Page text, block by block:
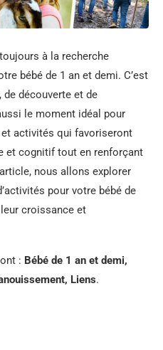
à la recherche
bébé de 1 an et demi. C’est
de découverte et de
le moment idéal pour
activités qui favoriseront
et cognitif tout en renforçant
nous allons explorer
pour votre bébé de
croissance et
: Bébé de 1 an et demi,
Liens.